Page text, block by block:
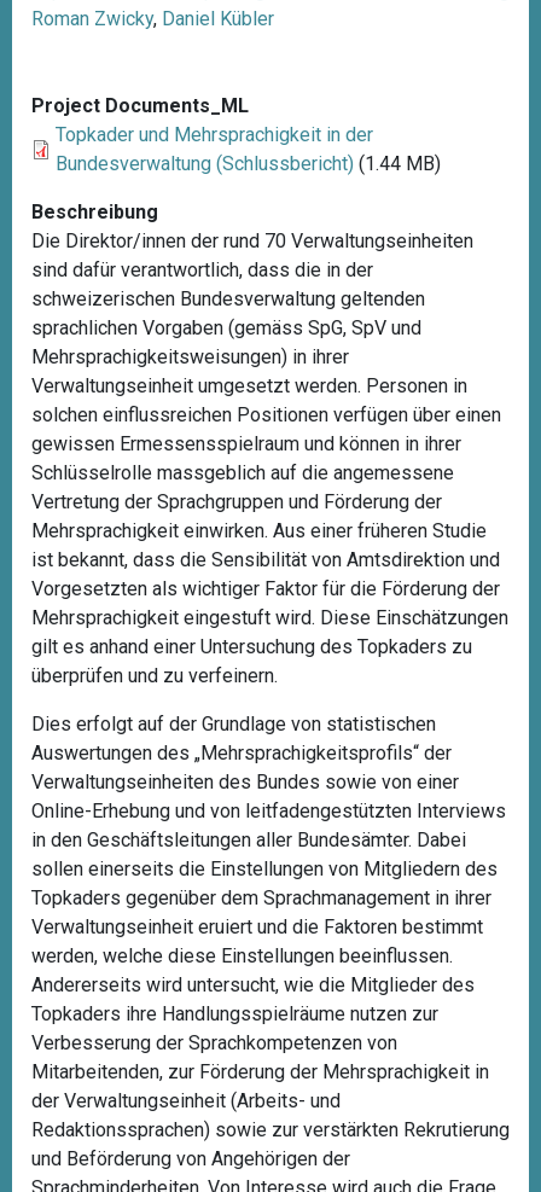
Roman Zwicky, Daniel Kübler
Project Documents_ML
Topkader und Mehrsprachigkeit in der
Bundesverwaltung (Schlussbericht) (1.44 MB)
Beschreibung
Die Direktor/innen der rund 70 Verwaltungseinheiten
sind dafür verantwortlich, dass die in der
schweizerischen Bundesverwaltung geltenden
sprachlichen Vorgaben (gemäss SpG, SpV und
Mehrsprachigkeitsweisungen) in ihrer
Verwaltungseinheit umgesetzt werden. Personen in
solchen einflussreichen Positionen verfügen über einen
gewissen Ermessensspielraum und können in ihrer
Schlüsselrolle massgeblich auf die angemessene
Vertretung der Sprachgruppen und Förderung der
Mehrsprachigkeit einwirken. Aus einer früheren Studie
ist bekannt, dass die Sensibilität von Amtsdirektion und
Vorgesetzten als wichtiger Faktor für die Förderung der
Mehrsprachigkeit eingestuft wird. Diese Einschätzungen
gilt es anhand einer Untersuchung des Topkaders zu
überprüfen und zu verfeinern.
Dies erfolgt auf der Grundlage von statistischen
Auswertungen des „Mehrsprachigkeitsprofils“ der
Verwaltungseinheiten des Bundes sowie von einer
Online-Erhebung und von leitfadengestützten Interviews
in den Geschäftsleitungen aller Bundesämter. Dabei
sollen einerseits die Einstellungen von Mitgliedern des
Topkaders gegenüber dem Sprachmanagement in ihrer
Verwaltungseinheit eruiert und die Faktoren bestimmt
werden, welche diese Einstellungen beeinflussen.
Andererseits wird untersucht, wie die Mitglieder des
Topkaders ihre Handlungsspielräume nutzen zur
Verbesserung der Sprachkompetenzen von
Mitarbeitenden, zur Förderung der Mehrsprachigkeit in
der Verwaltungseinheit (Arbeits- und
Redaktionssprachen) sowie zur verstärkten Rekrutierung
und Beförderung von Angehörigen der